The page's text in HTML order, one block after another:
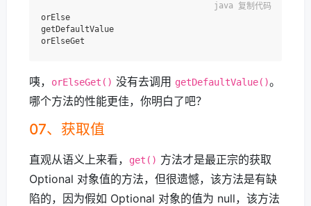
orElse
getDefaultValue
复制代码
咦， orElseGet() 没有去调用 getDefaultValue()。
哪个方法的性能更佳，你明白了吧？
07、获取值
直观从语义上来看， get() 方法才是最正宗的获取
Optional 对象值的方法，但很遗憾，该方法是有缺
陷的，因为假如 Optional 对象的值为 null，该方法